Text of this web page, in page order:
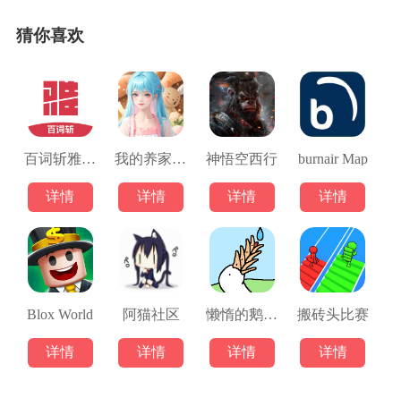
猜你喜欢
百词斩雅思手机版
详情
我的养家日记手游
详情
神悟空西行
详情
burnair Map
详情
Blox World
详情
阿猫社区
详情
懒惰的鹅中文版
详情
搬砖头比赛
详情